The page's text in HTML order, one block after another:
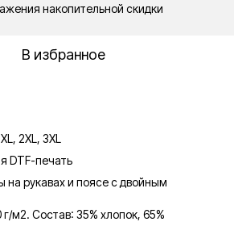
накопительной скидки
В избранное
2XL, 3XL
DTF-печать
рукавах и поясе с двойным
м2. Состав: 35% хлопок, 65%